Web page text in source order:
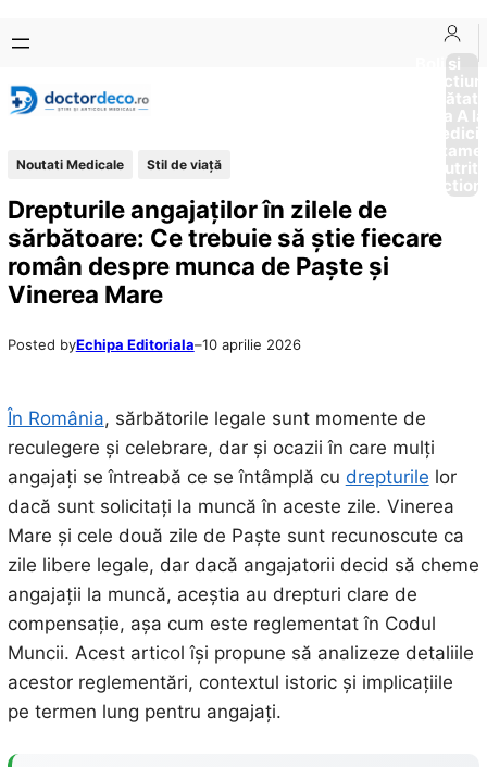
conținut
content
Boli si
Afectiuni
Sănătate
de la A
Noutati Medicale Stil de viaţă
Drepturile angajaților în zilele de
sărbătoare: Ce trebuie să știe fiecare
român despre munca de Paște și
Vinerea Mare
Posted byEchipa Editoriala–10 aprilie 2026
În România, sărbătorile legale sunt momente de
reculegere și celebrare, dar și ocazii în care mulți
angajați se întreabă ce se întâmplă cu drepturile lor
dacă sunt solicitați la muncă în aceste zile. Vinerea
Mare și cele două zile de Paște sunt recunoscute ca
zile libere legale, dar dacă angajatorii decid să cheme
angajații la muncă, aceștia au drepturi clare de
compensație, așa cum este reglementat în Codul
Muncii. Acest articol își propune să analizeze detaliile
acestor reglementări, contextul istoric și implicațiile
pe termen lung pentru angajați.